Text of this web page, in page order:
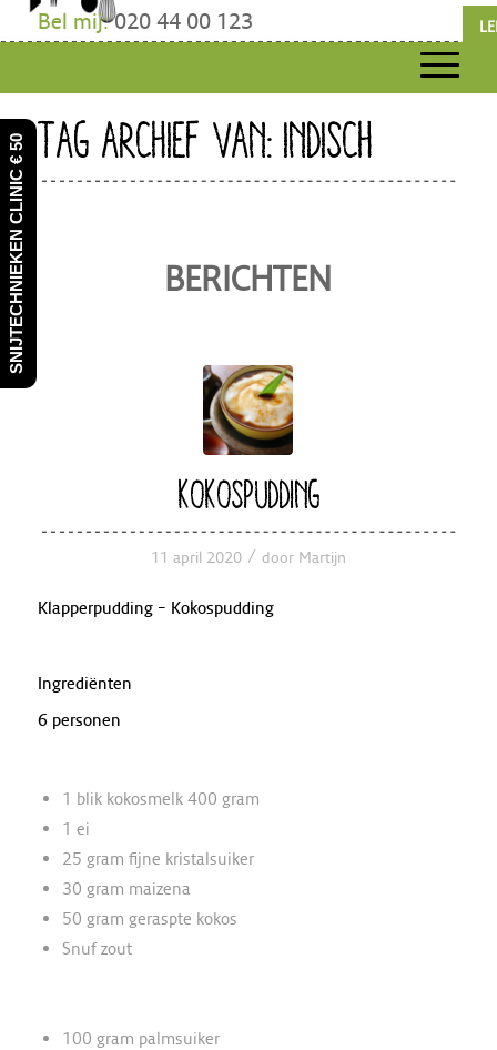
Bel mij:020 44 00 123
TAG ARCHIEF VAN: INDISCH
BERICHTEN
KOKOSPUDDING
11 april 2020 / door Martijn
Klapperpudding – Kokospudding
Ingrediënten
6 personen
1 blik kokosmelk 400 gram
1 ei
25 gram fijne kristalsuiker
30 gram maizena
50 gram geraspte kokos
Snuf zout
100 gram palmsuiker
SNIJTECHNIEKEN CLINIC € 50